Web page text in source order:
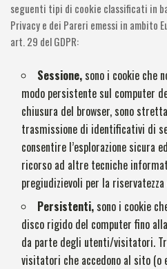
seguenti tipi di cookie classificati in
Privacy e dei Pareri emessi in ambito
art. 29 del GDPR:
Sessione, sono i cookie che
modo persistente sul computer
chiusura del browser, sono
trasmissione di identificativi di
consentire l’esplorazione sicura
ricorso ad altre tecniche
pregiudizievoli per la
Persistenti, sono i cookie
disco rigido del computer fino
da parte degli utenti/visitatori.
visitatori che accedono al sito